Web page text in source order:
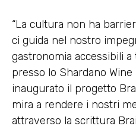
“La cultura non ha
ci guida nel nostro
gastronomia accessibili
presso lo Shardano
inaugurato il progetto
mira a rendere i nostri
attraverso la scrittura